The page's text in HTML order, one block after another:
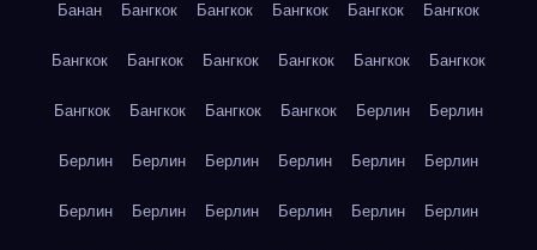
Банан Бангкок Бангкок Бангкок Бангкок Бангкок
Бангкок Бангкок Бангкок Бангкок Бангкок Бангкок
Бангкок Бангкок Бангкок Бангкок Берлин Берлин
Берлин Берлин Берлин Берлин Берлин Берлин
Берлин Берлин Берлин Берлин Берлин Берлин